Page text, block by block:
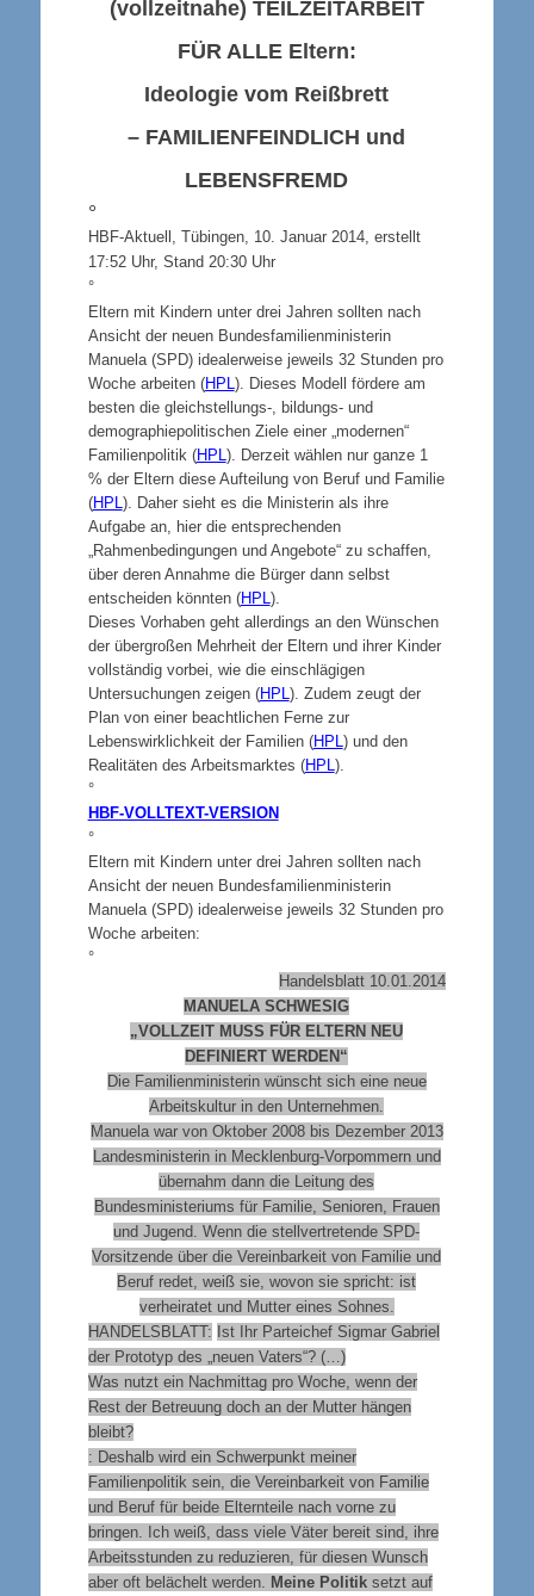
(vollzeitnahe) TEILZEITARBEIT
FÜR ALLEEltern:
Ideologie vom Reißbrett
– FAMILIENFEINDLICH und
LEBENSFREMD
°
HBF-Aktuell, Tübingen, 10. Januar 2014, erstellt
17:52 Uhr, Stand 20:30 Uhr
°
Eltern mit Kindern unter drei Jahren sollten nach
Ansicht der neuen Bundesfamilienministerin
Manuela (SPD) idealerweise jeweils 32 Stunden pro
Woche arbeiten (HPL ). Dieses Modell fördere am
besten die gleichstellungs-, bildungs- und
demographiepolitischen Ziele einer „modernen“
Familienpolitik (HPL ). Derzeit wählen nur ganze 1
% der Eltern diese Aufteilung von Beruf und Familie
(HPL ). Daher sieht es die Ministerin als ihre
Aufgabe an, hier die entsprechenden
„Rahmenbedingungen und Angebote“ zu schaffen,
über deren Annahme die Bürger dann selbst
entscheiden könnten (HPL ).
Dieses Vorhaben geht allerdings an den Wünschen
der übergroßen Mehrheit der Eltern und ihrer Kinder
vollständig vorbei, wie die einschlägigen
Untersuchungen zeigen (HPL ). Zudem zeugt der
Plan von einer beachtlichen Ferne zur
Lebenswirklichkeit der Familien (HPL ) und den
Realitäten des Arbeitsmarktes (HPL ).
°
HBF-VOLLTEXT-VERSION
°
Eltern mit Kindern unter drei Jahren sollten nach
Ansicht der neuen Bundesfamilienministerin
Manuela (SPD) idealerweise jeweils 32 Stunden pro
Woche arbeiten:
°
Handelsblatt 10.01.2014
MANUELA SCHWESIG
„VOLLZEIT MUSS FÜR ELTERN NEU
DEFINIERT WERDEN“
Die Familienministerin wünscht sich eine neue
Arbeitskultur in den Unternehmen.
Manuela war von Oktober 2008 bis Dezember 2013
Landesministerin in Mecklenburg-Vorpommern und
übernahm dann die Leitung des
Bundesministeriums für Familie, Senioren, Frauen
und Jugend. Wenn die stellvertretende SPD-
Vorsitzende über die Vereinbarkeit von Familie und
Beruf redet, weiß sie, wovon sie spricht: ist
verheiratet und Mutter eines Sohnes.
HANDELSBLATT: Ist Ihr Parteichef Sigmar Gabriel
der Prototyp des „neuen Vaters“? (…)
Was nutzt ein Nachmittag pro Woche, wenn der
Rest der Betreuung doch an der Mutter hängen
bleibt?
: Deshalb wird ein Schwerpunkt meiner
Familienpolitik sein, die Vereinbarkeit von Familie
und Beruf für beide Elternteile nach vorne zu
bringen. Ich weiß, dass viele Väter bereit sind, ihre
Arbeitsstunden zu reduzieren, für diesen Wunsch
aber oft belächelt werden. Meine Politiksetzt auf